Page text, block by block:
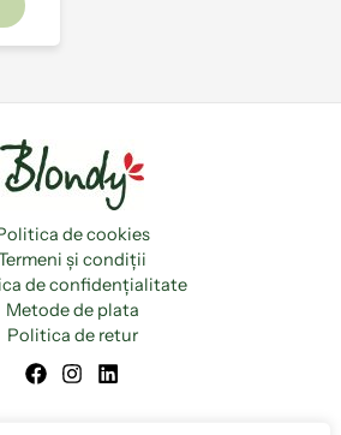
de cookies
și condiții
de confidențialitate
Metode de plata
Politica de retur